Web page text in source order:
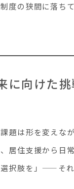
度の狭間に落ち
に向けた挑
題は形を変えな
居住支援から日
択肢を」——それ